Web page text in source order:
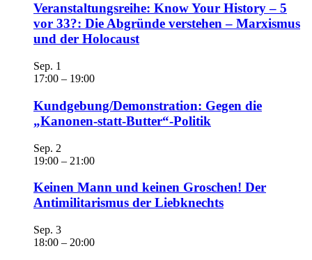
Veranstaltungsreihe: Know Your History – 5
vor 33?: Die Abgründe verstehen – Marxismus
und der Holocaust
Sep. 1
17:00 – 19:00
Kundgebung/Demonstration: Gegen die
„Kanonen-statt-Butter“-Politik
Sep. 2
19:00 – 21:00
Keinen Mann und keinen Groschen! Der
Antimilitarismus der Liebknechts
Sep. 3
18:00 – 20:00